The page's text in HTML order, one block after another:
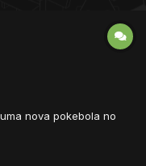
nova pokebola no